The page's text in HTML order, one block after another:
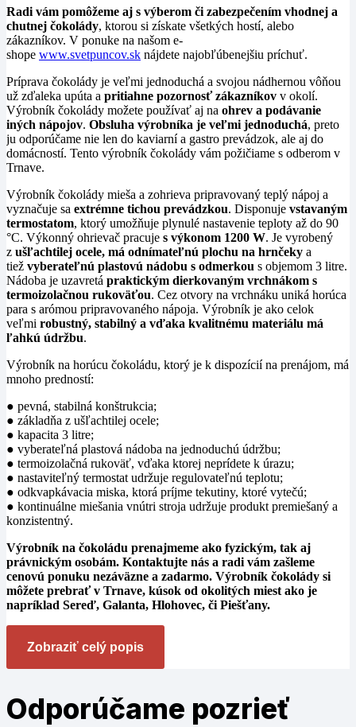
Radi vám pomôžeme aj s výberom či zabezpečením vhodnej a
chutnej čokolády, ktorou si získate všetkých hostí, alebo
zákazníkov. V ponuke na našom e-
shope www.svetpuncov.sk nájdete najobľúbenejšiu príchuť.
Príprava čokolády je veľmi jednoduchá a svojou nádhernou vôňou
už zďaleka upúta a pritiahne pozornosť zákazníkov v okolí.
Výrobník čokolády možete používať aj na ohrev a podávanie
iných nápojov. Obsluha výrobníka je veľmi jednoduchá, preto
ju odporúčame nie len do kaviarní a gastro prevádzok, ale aj do
domácností. Tento výrobník čokolády vám požičiame s odberom v
Trnave.
Výrobník čokolády mieša a zohrieva pripravovaný teplý nápoj a
vyznačuje sa extrémne tichou prevádzkou. Disponuje vstavaným
termostatom, ktorý umožňuje plynulé nastavenie teploty až do 90
°C. Výkonný ohrievač pracuje s výkonom 1200 W. Je vyrobený
z ušľachtilej ocele, má odnímateľnú plochu na hrnčeky a
tiež vyberateľnú plastovú nádobu s odmerkou s objemom 3 litre.
Nádoba je uzavretá praktickým dierkovaným vrchnákom s
termoizolačnou rukoväťou. Cez otvory na vrchnáku uniká horúca
para s arómou pripravovaného nápoja. Výrobník je ako celok
veľmi robustný, stabilný a vďaka kvalitnému materiálu má
ľahkú údržbu.
Výrobník na horúcu čokoládu, ktorý je k dispozícií na prenájom, má
mnoho predností:
● pevná, stabilná konštrukcia;
● základňa z ušľachtilej ocele;
● kapacita 3 litre;
● vyberateľná plastová nádoba na jednoduchú údržbu;
● termoizolačná rukoväť, vďaka ktorej neprídete k úrazu;
● nastaviteľný termostat udržuje regulovateľnú teplotu;
● odkvapkávacia miska, ktorá príjme tekutiny, ktoré vytečú;
● kontinuálne miešania vnútri stroja udržuje produkt premiešaný a
konzistentný.
Výrobník na čokoládu prenajmeme ako fyzickým, tak aj
právnickým osobám. Kontaktujte nás a radi vám zašleme
cenovú ponuku nezáväzne a zadarmo. Výrobník čokolády si
môžete prebrať v Trnave, kúsok od okolitých miest ako je
napríklad Sereď, Galanta, Hlohovec, či Piešťany.
Zobraziť celý popis
Odporúčame pozrieť